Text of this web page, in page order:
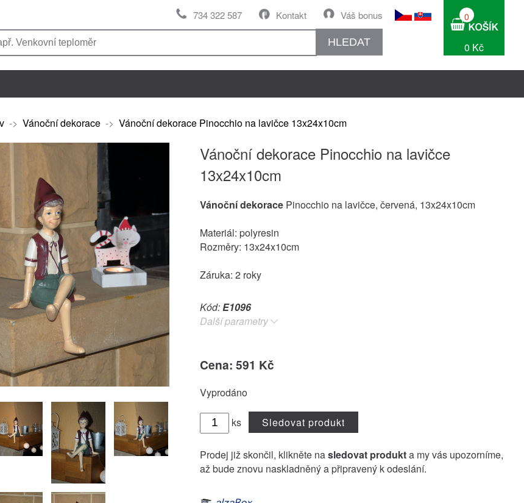
Váš bonus
Kontakt
734 322 587
HLEDAT
0
0 Kč
-> Vánoční dekorace -> Vánoční dekorace Pinocchio na lavičce 13x24x10cm
Vánoční dekorace Pinocchio na lavičce
13x24x10cm
Vánoční dekorace Pinocchio na lavičce, červená, 13x24x10cm
Materiál: polyresin
Rozměry: 13x24x10cm
Záruka: 2 roky
Kód:E1096
Další parametry
Cena: 591 Kč
Vyprodáno
ks Sledovat produkt
Prodej již skončil, klikněte nasledovat produkta my vás upozorníme,
až bude znovu naskladněný a připravený k odeslání.